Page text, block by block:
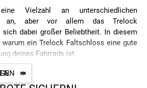
Vielzahl an unterschiedlichen
an, aber vor allem das Trelock
dabei großer Beliebtheit. In diesem
warum ein Trelock Faltschloss eine gute
deines Fahrrads ist.
- DARAUF
KAUF ACHTEN